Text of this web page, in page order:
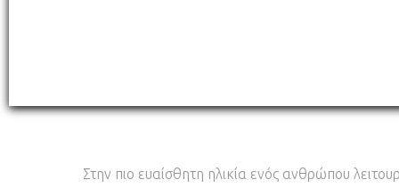
Στην πιο ευαίσθητη ηλικία ενός ανθρώπου